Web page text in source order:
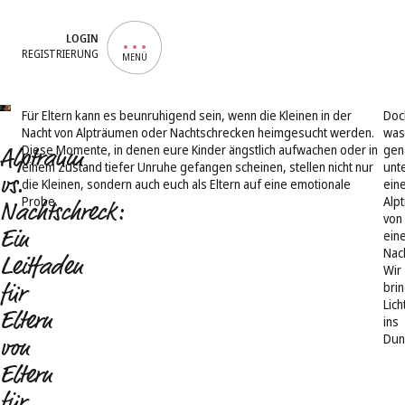
LOGIN
REGISTRIERUNG MENÜ
Alptraum
vs.
Nachtschreck:
Ein
Leitfaden
für
Eltern
von
Eltern
Für Eltern kann es beunruhigend sein, wenn die Kleinen in der
Nacht von Alpträumen oder Nachtschrecken heimgesucht werden.
Diese Momente, in denen eure Kinder ängstlich aufwachen oder in
einem Zustand tiefer Unruhe gefangen scheinen, stellen nicht nur
die Kleinen, sondern auch euch als Eltern auf eine emotionale
Probe.
was
von
Wir
ins